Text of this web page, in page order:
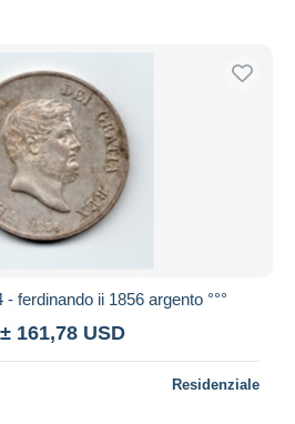
- ferdinando ii 1856 argento °°°
± 161,78 USD
Residenziale